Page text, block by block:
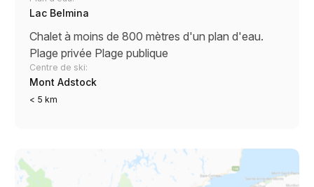
Lac Belmina
Chalet à moins de 800 mètres d'un plan d'eau.
Plage privée Plage publique
Centre de ski:
Mont Adstock
< 5 km